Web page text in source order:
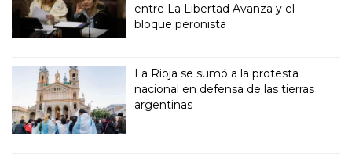
entre La Libertad Avanza y el
bloque peronista
La Rioja se sumó a la protesta
nacional en defensa de las tierras
argentinas